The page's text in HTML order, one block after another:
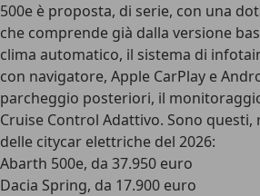
500e è proposta, di serie, con una
che comprende già dalla versione
clima automatico, il sistema di
con navigatore, Apple CarPlay e
parcheggio posteriori, il
Cruise Control Adattivo. Sono questi,
delle citycar elettriche del 2026:
Abarth 500e, da 37.950 euro
Dacia Spring, da 17.900 euro